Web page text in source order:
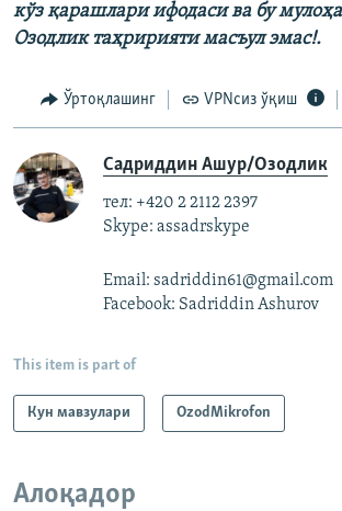
кўз қарашлари ифодаси ва бу
Озодлик таҳририяти масъул эмас!.
Ўртоқлашинг VPNсиз ўқиш
Садриддин Ашур/Озодлик
тел: +420 2 2112 2397
Skype: assadrskype
Email: sadriddin61@gmail.com
Facebook: Sadriddin Ashurov
This item is part of
Кун мавзулари OzodMikrofon
Алоқадор